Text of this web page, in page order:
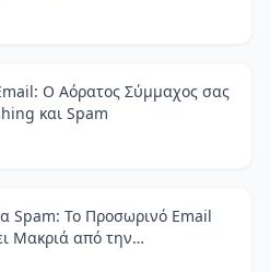
Ο Αόρατος Σύμμαχος σας
και Spam
Spam: Το Προσωρινό Email
Μακριά από την